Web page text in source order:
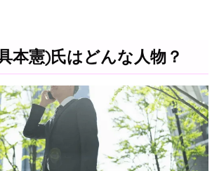
本憲)氏はどんな人物？